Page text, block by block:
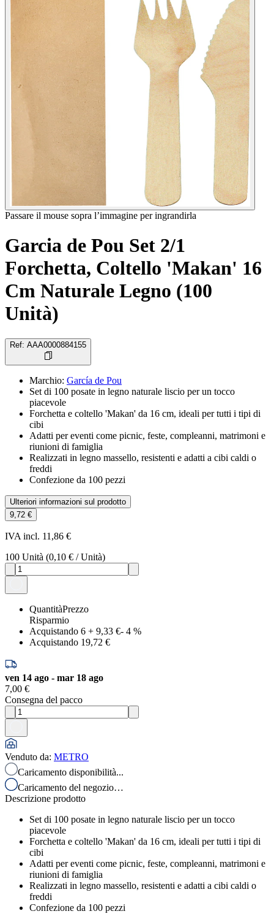
Passare il mouse sopra l’immagine per ingrandirla
Garcia de Pou Set 2/1
Forchetta, Coltello 'Makan' 16
Cm Naturale Legno (100
Unità)
Ref: AAA0000884155
Marchio: García de Pou
Set di 100 posate in legno naturale liscio per un tocco
piacevole
Forchetta e coltello 'Makan' da 16 cm, ideali per tutti i tipi di
cibi
Adatti per eventi come picnic, feste, compleanni, matrimoni e
riunioni di famiglia
Realizzati in legno massello, resistenti e adatti a cibi caldi o
freddi
Confezione da 100 pezzi
Ulteriori informazioni sul prodotto
9,72 €
IVA incl. 11,86 €
100 Unità (0,10 € /Unità)
QuantitàPrezzo
Risparmio
Acquistando 6 + 9,33 €- 4 %
Acquistando 19,72 €
ven 14 ago - mar 18 ago
7,00 €
Consegna del pacco
Venduto da: METRO
Caricamento disponibilità...
Caricamento del negozio…
Descrizione prodotto
Set di 100 posate in legno naturale liscio per un tocco
piacevole
Forchetta e coltello 'Makan' da 16 cm, ideali per tutti i tipi di
cibi
Adatti per eventi come picnic, feste, compleanni, matrimoni e
riunioni di famiglia
Realizzati in legno massello, resistenti e adatti a cibi caldi o
freddi
Confezione da 100 pezzi